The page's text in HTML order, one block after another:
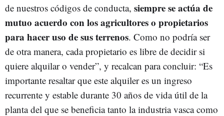
de nuestros códigos de conducta, siempre se actúa de
mutuo acuerdo con los agricultores o propietarios
para hacer uso de sus terrenos. Como no podría ser
de otra manera, cada propietario es libre de decidir si
quiere alquilar o vender”, y recalcan para concluir: “Es
importante resaltar que este alquiler es un ingreso
recurrente y estable durante 30 años de vida útil de la
planta del que se beneficia tanto la industria vasca como